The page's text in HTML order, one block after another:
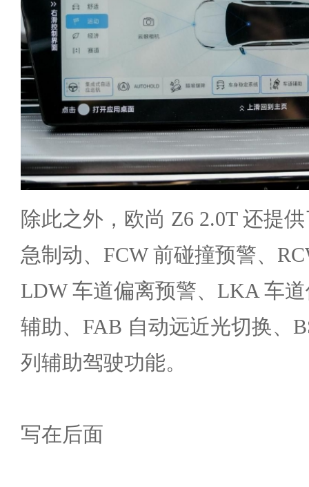
除此之外，欧尚 Z6 2.0T 还提
急制动、FCW 前碰撞预警、
LDW 车道偏离预警、LKA 车
辅助、FAB 自动远近光切换、
列辅助驾驶功能。
写在后面